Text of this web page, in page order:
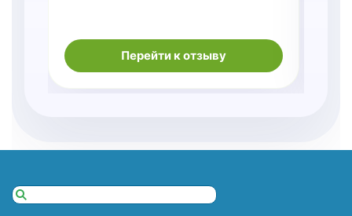
Перейти к отзыву